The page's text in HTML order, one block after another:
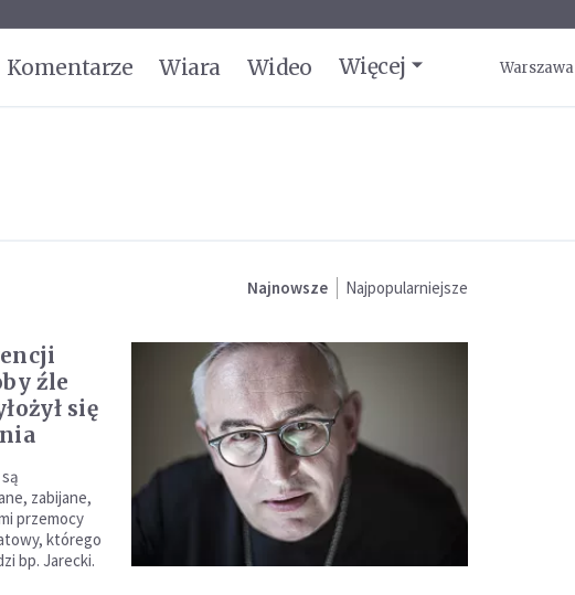
Komentarze Wiara Wideo Więcej Warszawa
Najnowsze Najpopularniejsze
źle
się
zabijane,
przemocy
którego
bp. Jarecki.